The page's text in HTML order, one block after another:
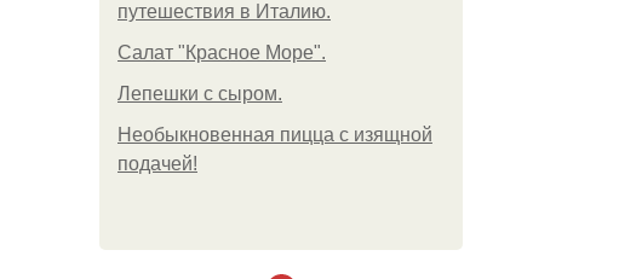
путешествия в Италию.
Салат "Красное Море".
Лепешки с сыром.
Необыкновенная пицца с изящной
подачей!